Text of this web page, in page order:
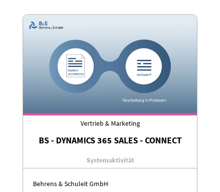
Vertrieb & Marketing
BS - DYNAMICS 365 SALES - CONNECT
Systemaktivität
Behrens & Schuleit GmbH